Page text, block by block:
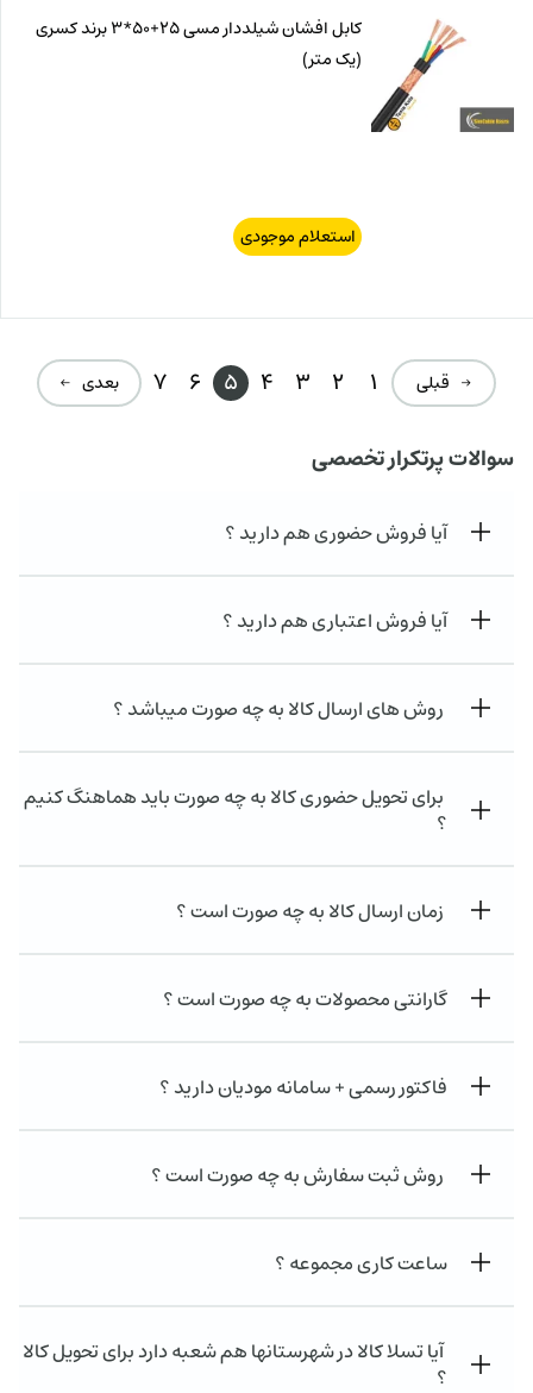
کابل افشان شیلددار مسی 25+50*3 برند کسری
(یک متر)
استعلام موجودی
→ قبلی 1
2
3
4
5
6
7 بعدی ←
سوالات پرتکرار تخصصی
آیا فروش حضوری هم دارید ؟
آیا فروش اعتباری هم دارید ؟
روش های ارسال کالا به چه صورت میباشد ؟
برای تحویل حضوری کالا به چه صورت باید هماهنگ کنیم
؟
زمان ارسال کالا به چه صورت است ؟
گارانتی محصولات به چه صورت است ؟
فاکتور رسمی + سامانه مودیان دارید ؟
روش ثبت سفارش به چه صورت است ؟
ساعت کاری مجموعه ؟
آیا تسلا کالا در شهرستانها هم شعبه دارد برای تحویل کالا
؟